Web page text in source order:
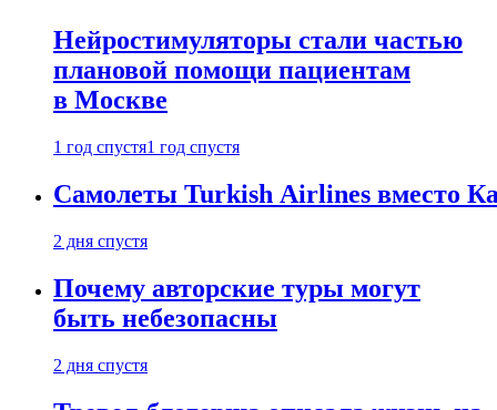
Нейростимуляторы стали частью
плановой помощи пациентам
в Москве
1 год спустя1 год спустя
Самолеты Turkish Airlines вместо
2 дня спустя
Почему авторские туры могут
быть небезопасны
2 дня спустя